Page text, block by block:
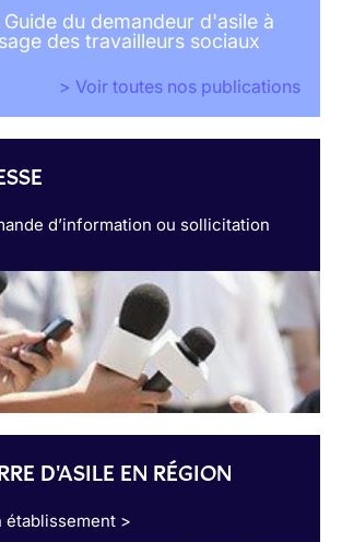
Guide du demandeur d'asile à
des travailleurs sociaux
> Voir toutes nos publications
d’information ou sollicitation
D'ASILE EN RÉGION
établissement >